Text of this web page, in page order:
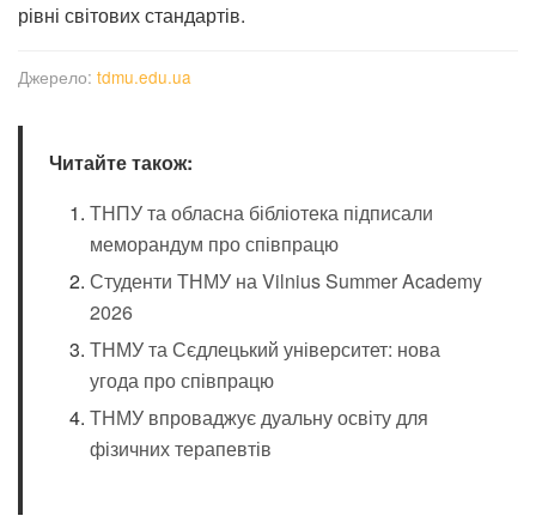
рівні світових стандартів.
Джерело: tdmu.edu.ua
Читайте також:
ТНПУ та обласна бібліотека підписали
меморандум про співпрацю
Студенти ТНМУ на Vilnius Summer Academy
2026
ТНМУ та Сєдлецький університет: нова
угода про співпрацю
ТНМУ впроваджує дуальну освіту для
фізичних терапевтів